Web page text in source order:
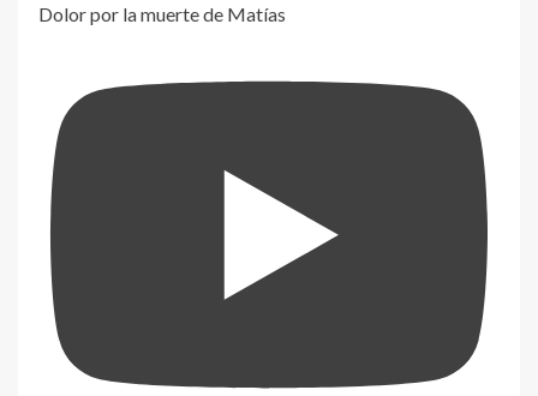
Dolor por la muerte de Matías